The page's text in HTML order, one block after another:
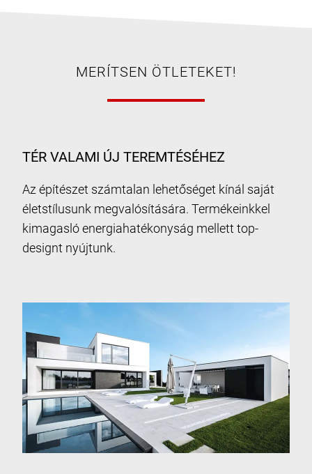
MERÍTSEN ÖTLETEKET!
TÉR VALAMI ÚJ TEREMTÉSÉHEZ
Az építészet számtalan lehetőséget kínál saját
életstílusunk megvalósítására. Termékeinkkel
kimagasló energiahatékonyság mellett top-
designt nyújtunk.